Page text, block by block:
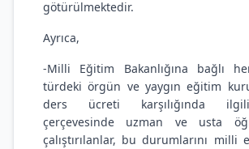
götürülmektedir.
Ayrıca,
-Milli Eğitim Bakanlığına bağlı
türdeki örgün ve yaygın eğitim
ders ücreti karşılığında
çerçevesinde uzman ve usta
çalıştırılanlar, bu durumlarını milli